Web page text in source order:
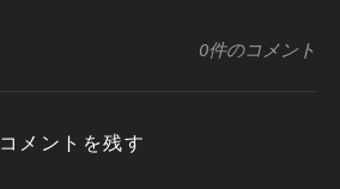
0件のコメント
コメントを残す